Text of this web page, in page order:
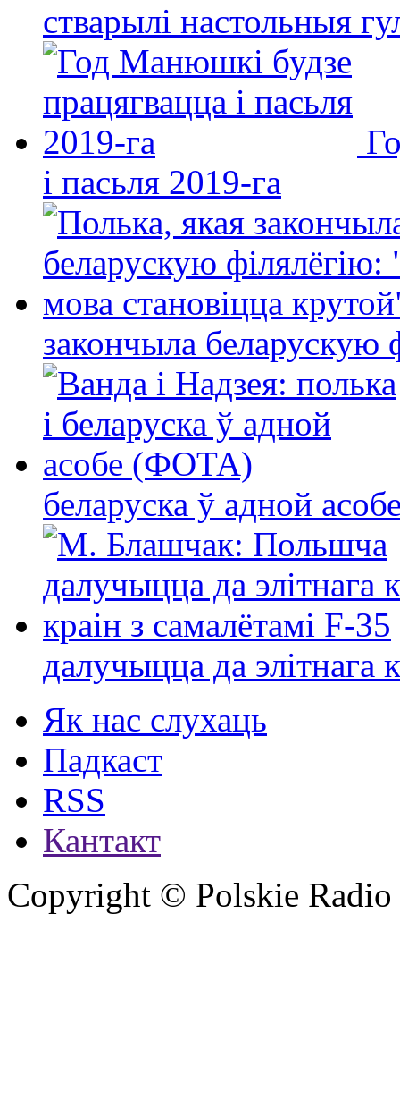
стварылі настольныя
і пасьля 2019-га
закончыла беларускую
беларуска ў адной
далучыцца да элітнага
Як нас слухаць
Падкаст
RSS
Кантакт
Copyright © Polskie